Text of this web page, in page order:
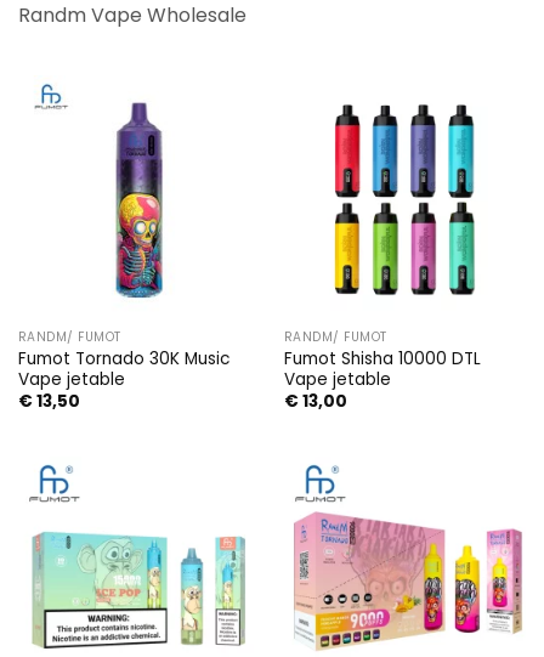
Randm Vape Wholesale
RANDM/ FUMOT
Fumot Tornado 30K Music
Vape jetable
€13,50
RANDM/ FUMOT
Fumot Shisha 10000 DTL
Vape jetable
€13,00